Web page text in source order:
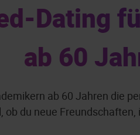
Dating
ab 60
ab 60 Jahren die
du neue